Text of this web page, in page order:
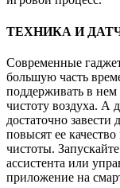
ТЕХНИКА И
Современные
большую часть
поддерживать в
чистоту воздуха. А
достаточно
повысят ее
чистоты. Запускайте
ассистента или
приложение на